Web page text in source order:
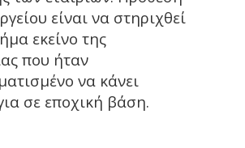
είναι να στηριχθεί
εκείνο της
που ήταν
να κάνει
σε εποχική βάση.